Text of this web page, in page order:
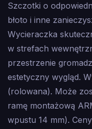
Szczotki o
błoto i inne
Wycieraczka
w strefach
przestrzenie
estetyczny wygląd.
(rolowana). Może
ramę montażową
wpustu 14 mm).